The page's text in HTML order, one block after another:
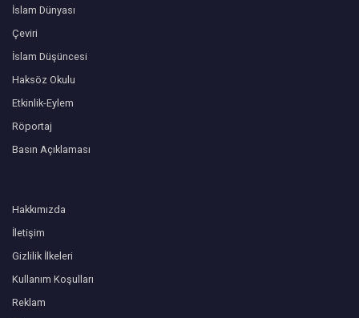
İslam Dünyası
Çeviri
İslam Düşüncesi
Haksöz Okulu
Etkinlik-Eylem
Röportaj
Basın Açıklaması
Hakkımızda
İletişim
Gizlilik İlkeleri
Kullanım Koşulları
Reklam